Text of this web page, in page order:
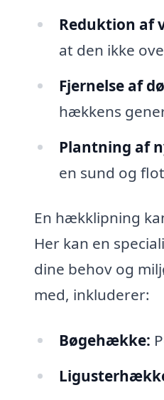
Reduktion af
at den ikke
Fjernelse af
hækkens
Plantning af
en sund og
En hækklipning
Her kan en
dine behov og
med, inkluderer:
Bøgehække: